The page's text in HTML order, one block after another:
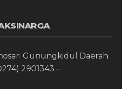
Gunungkidul Daerah
2901343 –